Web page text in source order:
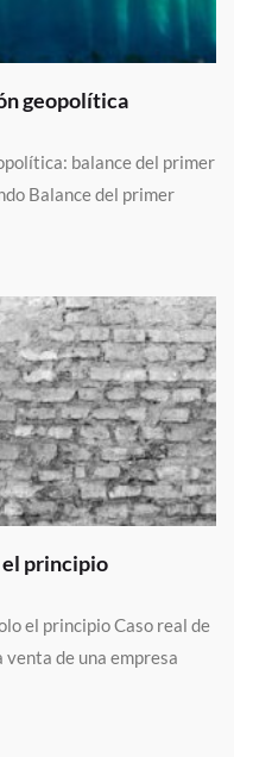
geopolítica
balance del primer
Balance del primer
el principio
el principio Caso real de
de una empresa